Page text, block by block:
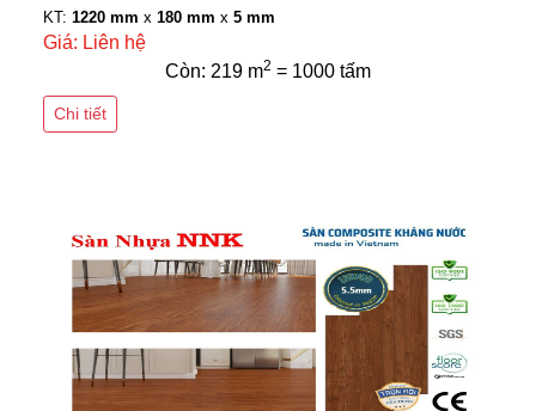
KT: 1220 mm x 180 mm x 5 mm
Giá: Liên hệ
Còn: 219 m2 = 1000 tấm
Chi tiết